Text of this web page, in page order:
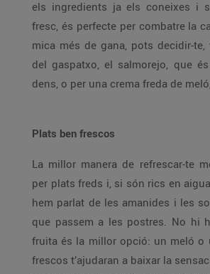
els ingredients ja els coneixes i
fresc, és perfecte per combatre la
mica més de gana, pots decidir-
del gaspatxo, el salmorejo, que
dens, o per una crema freda de
Plats ben frescos
La millor manera de refrescar-te
per plats freds i, si són rics en
hem parlat de les amanides i les
que passem a les postres. No hi
fruita és la millor opció: un meló o
frescos t’ajudaran a baixar la